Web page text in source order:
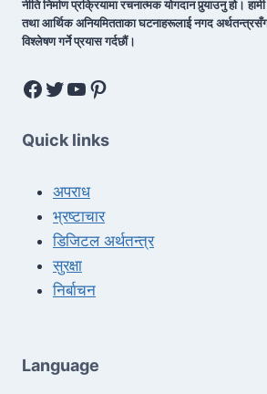
नीति निर्माण प्रक्रियामा रचनात्मक योगदान पुर्‍याउनु हो।
तथा आर्थिक अनियमितताका घटनाहरूलाई नगद अर्थतन्त्रसँग
विश्लेषण गर्ने प्रयास गर्दछौं।
Quick links
अपराध
भ्रष्टाचार
डिजिटल अर्थतन्त्र
सुरक्षा
निर्बाचन
Language